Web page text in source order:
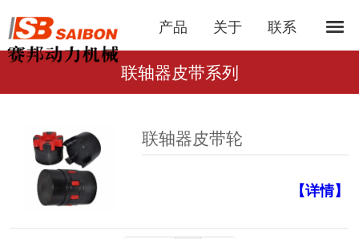
产品 关于 联系
联轴器皮带系列
联轴器皮带轮
【详情】